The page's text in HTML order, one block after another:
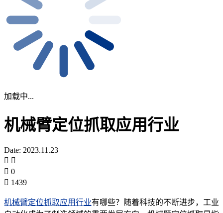
加载中...
机械臂定位抓取应用行业
Date: 2023.11.23
0
1439
机械臂定位抓取应用行业有哪些？随着科技的不断进步，工业